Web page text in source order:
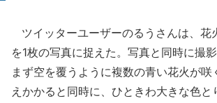
ツイッターユーザーのるうさんは、花
を1枚の写真に捉えた。写真と同時に撮影
まず空を覆うように複数の青い花火が咲
えかかると同時に、ひときわ大きな色